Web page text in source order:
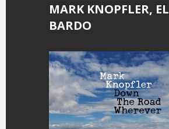
MARK KNOPFLER, EL
BARDO